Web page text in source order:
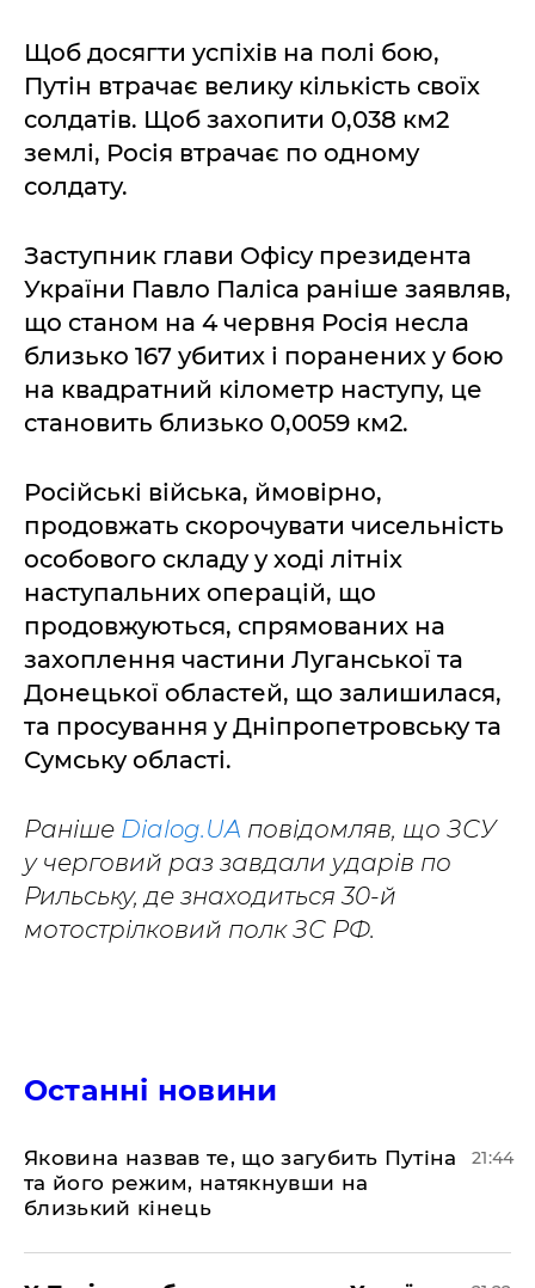
Щоб досягти успіхів на полі бою,
Путін втрачає велику кількість своїх
солдатів. Щоб захопити 0,038 км2
землі, Росія втрачає по одному
солдату.
Заступник глави Офісу президента
України Павло Паліса раніше заявляв,
що станом на 4 червня Росія несла
близько 167 убитих і поранених у бою
на квадратний кілометр наступу, це
становить близько 0,0059 км2.
Російські війська, ймовірно,
продовжать скорочувати чисельність
особового складу у ході літніх
наступальних операцій, що
продовжуються, спрямованих на
захоплення частини Луганської та
Донецької областей, що залишилася,
та просування у Дніпропетровську та
Сумську області.
Раніше Dialog.UA повідомляв, що ЗСУ
у черговий раз завдали ударів по
Рильську, де знаходиться 30-й
мотострілковий полк ЗС РФ.
Останні новини
Яковина назвав те, що загубить Путіна
та його режим, натякнувши на
близький кінець
21:44